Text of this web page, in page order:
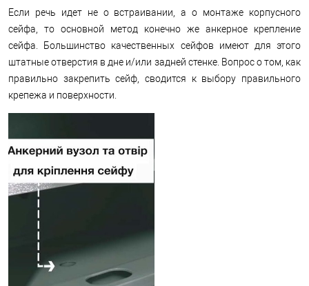
Если речь идет не о встраивании, а о монтаже корпусного
сейфа, то основной метод конечно же анкерное крепление
сейфа. Большинство качественных сейфов имеют для этого
штатные отверстия в дне и/или задней стенке. Вопрос о том, как
правильно закрепить сейф, сводится к выбору правильного
крепежа и поверхности.